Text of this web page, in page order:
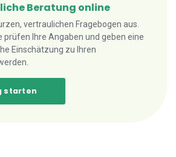
Beratung online
vertraulichen Fragebogen aus.
Ihre Angaben und geben eine
Einschätzung zu Ihren
starten